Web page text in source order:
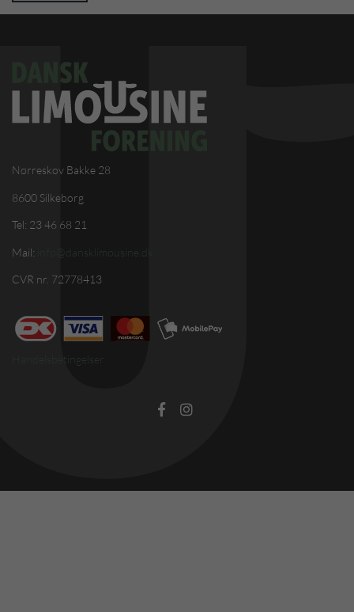
Nørreskov Bakke 28
8600 Silkeborg
Tel: 23 46 68 21
Mail: info@dansklimousine.dk
CVR nr. 72778413
Handelsbetingelser